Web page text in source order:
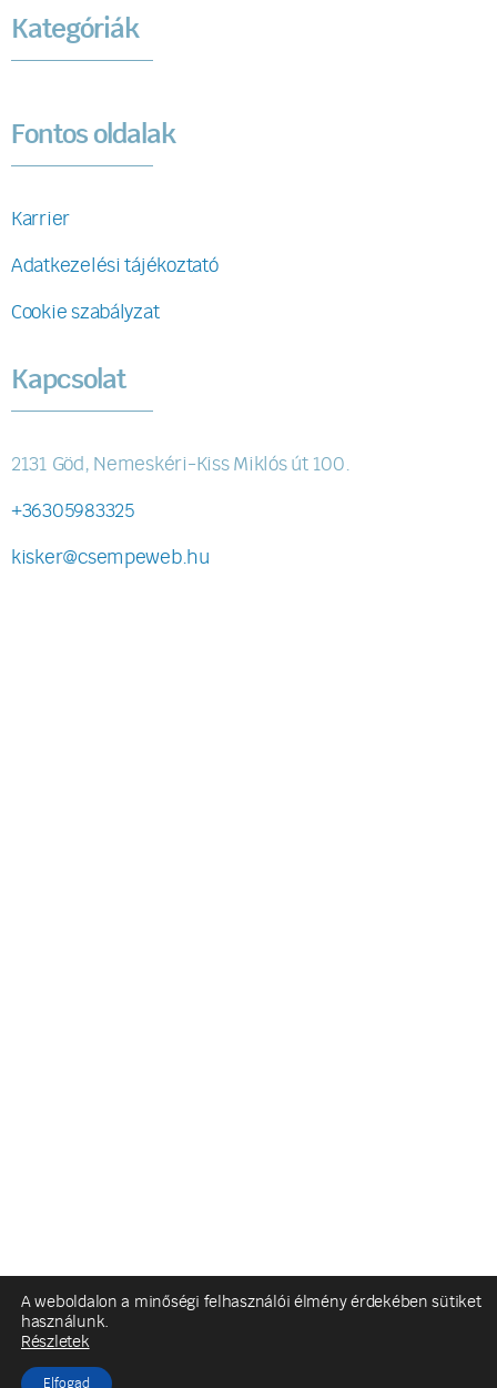
Kategóriák
Fontos oldalak
Karrier
Adatkezelési tájékoztató
Cookie szabályzat
Kapcsolat
2131 Göd, Nemeskéri-Kiss Miklós út 100.
+36305983325
kisker@csempeweb.hu
A weboldalon a minőségi felhasználói élmény érdekében sütiket
használunk.
Részletek
Elfogad